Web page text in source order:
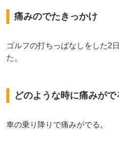
痛みのでたきっかけ
ゴルフの打ちっぱなしをした2
た。
どのような時に痛みがで
車の乗り降りで痛みがでる。